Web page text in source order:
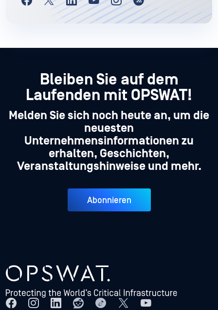
Bleiben Sie auf dem
Laufenden mit OPSWAT!
Melden Sie sich noch heute an, um die
neuesten
Unternehmensinformationen zu
erhalten, Geschichten,
Veranstaltungshinweise und mehr.
Abonnieren